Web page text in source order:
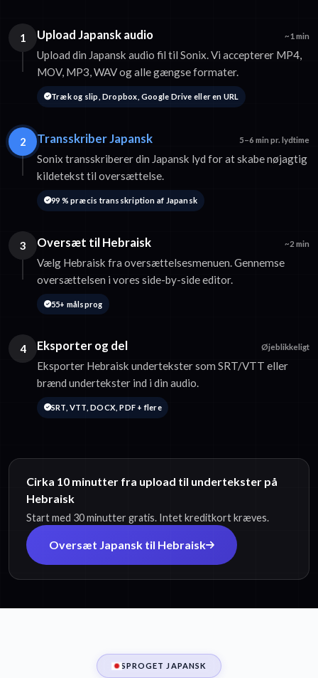
1 Upload Japansk audio ~1 min
Upload din Japansk audio fil til Sonix. Vi accepterer MP4,
MOV, MP3, WAV og alle gængse formater.
Træk og slip, Dropbox, Google Drive eller en URL
2 Transskriber Japansk 5–6 min pr. lydtime
Sonix transskriberer din Japansk lyd for at skabe nøjagtig
kildetekst til oversættelse.
99 % præcis transskription af Japansk
3 Oversæt til Hebraisk ~2 min
Vælg Hebraisk fra oversættelsesmenuen. Gennemse
oversættelsen i vores side-by-side editor.
55+ målsprog
4 Eksporter og del Øjeblikkeligt
Eksporter Hebraisk undertekster som SRT/VTT eller
brænd undertekster ind i din audio.
SRT, VTT, DOCX, PDF + flere
Cirka 10 minutter fra upload til undertekster på
Hebraisk
Start med 30 minutter gratis. Intet kreditkort kræves.
Oversæt Japansk til Hebraisk
SPROGET JAPANSK